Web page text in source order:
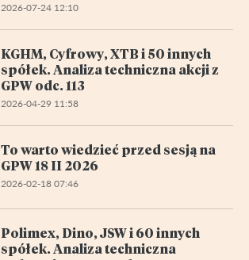
2026-07-24 12:10
KGHM, Cyfrowy, XTB i 50 innych
spółek. Analiza techniczna akcji z
GPW odc. 113
2026-04-29 11:58
To warto wiedzieć przed sesją na
GPW 18 II 2026
2026-02-18 07:46
Polimex, Dino, JSW i 60 innych
spółek. Analiza techniczna